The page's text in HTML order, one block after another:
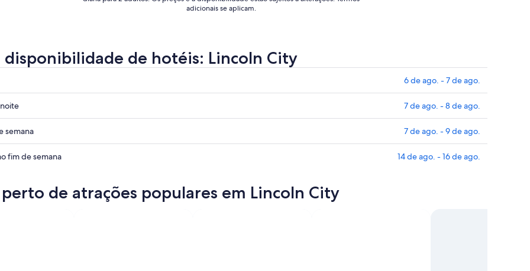
adicionais se aplicam.
disponibilidade de hotéis: Lincoln City
6 de ago. - 7 de ago.
7 de ago. - 8 de ago.
semana 7 de ago. - 9 de ago.
fim de semana 14 de ago. - 16 de ago.
de atrações populares em Lincoln City